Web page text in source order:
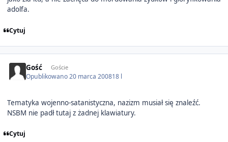
adolfa.
Cytuj
Gość Goście
Opublikowano20 marca 200818 l
Tematyka wojenno-satanistyczna, nazizm musiał się znaleźć.
NSBM nie padł tutaj z żadnej klawiatury.
Cytuj